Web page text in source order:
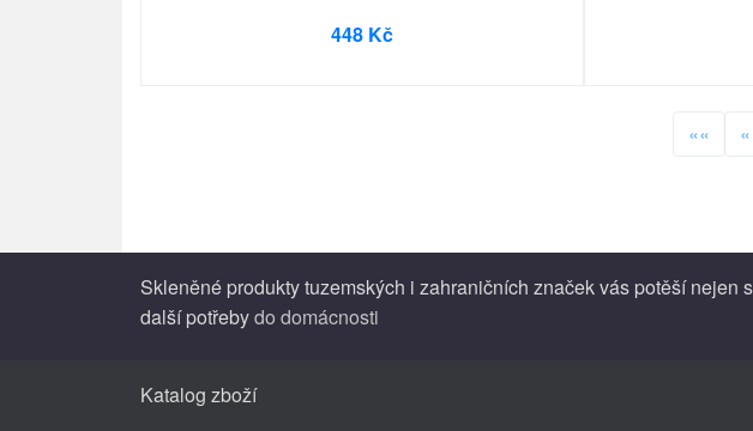
448 Kč
«« «
Skleněné produkty tuzemských i zahraničních značek vás potěší
další potřebydo domácnosti
Katalog zboží